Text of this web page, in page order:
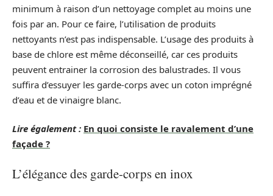
minimum à raison d’un nettoyage complet au moins une
fois par an. Pour ce faire, l’utilisation de produits
nettoyants n’est pas indispensable. L’usage des produits à
base de chlore est même déconseillé, car ces produits
peuvent entrainer la corrosion des balustrades. Il vous
suffira d’essuyer les garde-corps avec un coton imprégné
d’eau et de vinaigre blanc.
Lire également : En quoi consiste le ravalement d’une
façade ?
L’élégance des garde-corps en inox